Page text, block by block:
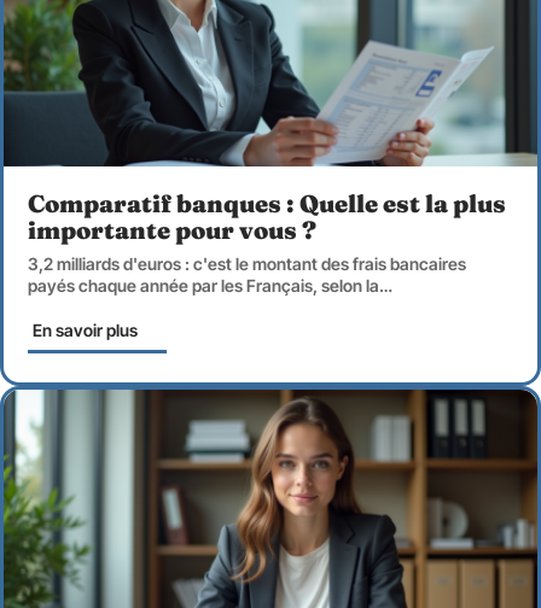
Comparatif banques : Quelle est la plus
importante pour vous ?
3,2 milliards d'euros : c'est le montant des frais bancaires
payés chaque année par les Français, selon la…
En savoir plus